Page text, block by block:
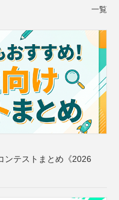
一覧
ンテストまとめ《2026